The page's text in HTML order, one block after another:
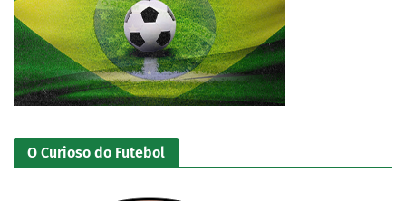
O Curioso do Futebol